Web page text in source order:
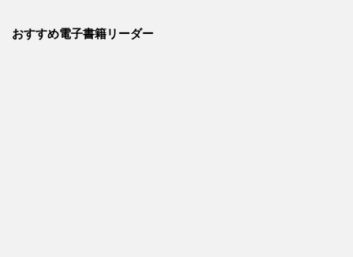
おすすめ電子書籍リーダー